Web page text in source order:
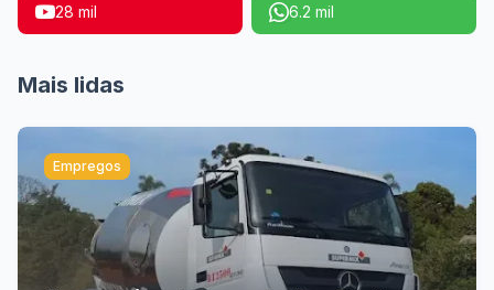
28 mil 6.2 mil
Mais lidas
Empregos